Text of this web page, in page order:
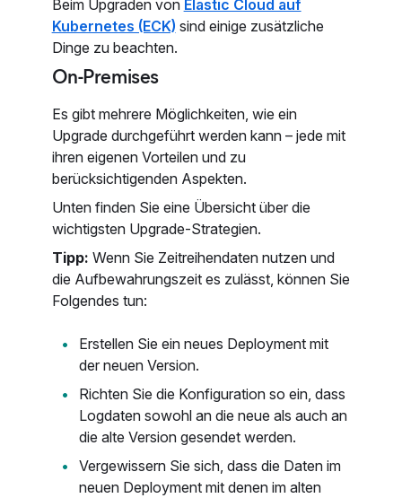
Beim Upgraden von Elastic Cloud auf
Kubernetes (ECK) sind einige zusätzliche
Dinge zu beachten.
On-Premises
Es gibt mehrere Möglichkeiten, wie ein
Upgrade durchgeführt werden kann – jede mit
ihren eigenen Vorteilen und zu
berücksichtigenden Aspekten.
Unten finden Sie eine Übersicht über die
wichtigsten Upgrade-Strategien.
Tipp: Wenn Sie Zeitreihendaten nutzen und
die Aufbewahrungszeit es zulässt, können Sie
Folgendes tun:
Erstellen Sie ein neues Deployment mit
der neuen Version.
Richten Sie die Konfiguration so ein, dass
Logdaten sowohl an die neue als auch an
die alte Version gesendet werden.
Vergewissern Sie sich, dass die Daten im
neuen Deployment mit denen im alten